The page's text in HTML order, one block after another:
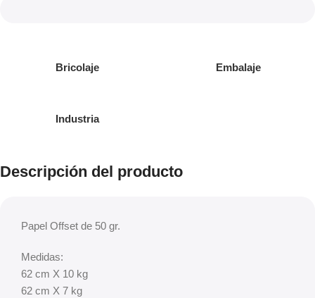
Bricolaje Embalaje
Industria
Descripción del producto
Papel Offset de 50 gr.
Medidas:
62 cm X 10 kg
62 cm X 7 kg